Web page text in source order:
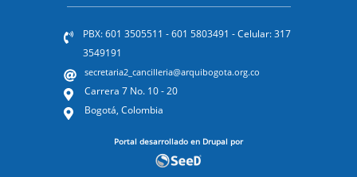
PBX: 601 3505511 - 601 5803491 - Celular: 317
3549191
secretaria2_cancilleria@arquibogota.org.co
Carrera 7 No. 10 - 20
Bogotá, Colombia
Portal desarrollado en Drupal por